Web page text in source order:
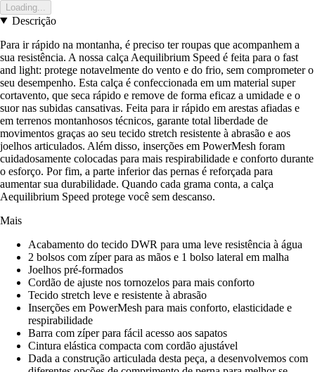
Loading...
Descrição
Para ir rápido na montanha, é preciso ter roupas que acompanhem a
sua resistência. A nossa calça Aequilibrium Speed é feita para o fast
and light: protege notavelmente do vento e do frio, sem comprometer o
seu desempenho. Esta calça é confeccionada em um material super
cortavento, que seca rápido e remove de forma eficaz a umidade e o
suor nas subidas cansativas. Feita para ir rápido em arestas afiadas e
em terrenos montanhosos técnicos, garante total liberdade de
movimentos graças ao seu tecido stretch resistente à abrasão e aos
joelhos articulados. Além disso, inserções em PowerMesh foram
cuidadosamente colocadas para mais respirabilidade e conforto durante
o esforço. Por fim, a parte inferior das pernas é reforçada para
aumentar sua durabilidade. Quando cada grama conta, a calça
Aequilibrium Speed protege você sem descanso.
Mais
Acabamento do tecido DWR para uma leve resistência à água
2 bolsos com zíper para as mãos e 1 bolso lateral em malha
Joelhos pré-formados
Cordão de ajuste nos tornozelos para mais conforto
Tecido stretch leve e resistente à abrasão
Inserções em PowerMesh para mais conforto, elasticidade e
respirabilidade
Barra com zíper para fácil acesso aos sapatos
Cintura elástica compacta com cordão ajustável
Dada a construção articulada desta peça, a desenvolvemos com